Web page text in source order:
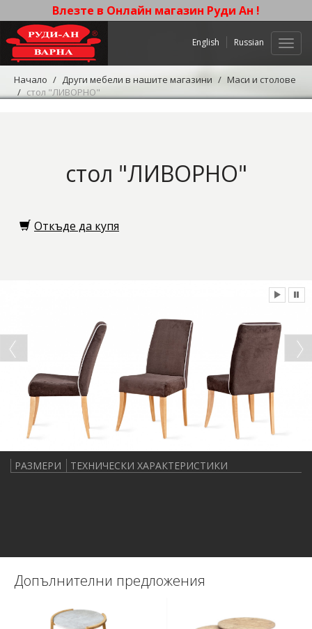
Влезте в Онлайн магазин Руди Ан !
English Russian
Начало Други мебели в нашите магазини
Маси и столове
стол "ЛИВОРНО"
стол "ЛИВОРНО"
Откъде да купя
РАЗМЕРИ ТЕХНИЧЕСКИ ХАРАКТЕРИСТИКИ
Допълнителни предложения